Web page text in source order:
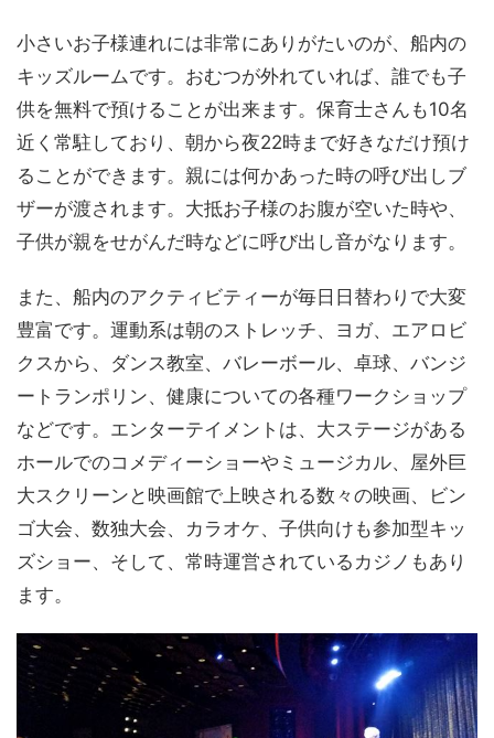
小さいお子様連れには非常にありがたいのが、船内の
キッズルームです。おむつが外れていれば、誰でも子
供を無料で預けることが出来ます。保育士さんも10名
近く常駐しており、朝から夜22時まで好きなだけ預け
ることができます。親には何かあった時の呼び出しブ
ザーが渡されます。大抵お子様のお腹が空いた時や、
子供が親をせがんだ時などに呼び出し音がなります。
また、船内のアクティビティーが毎日日替わりで大変
豊富です。運動系は朝のストレッチ、ヨガ、エアロビ
クスから、ダンス教室、バレーボール、卓球、バンジ
ートランポリン、健康についての各種ワークショップ
などです。エンターテイメントは、大ステージがある
ホールでのコメディーショーやミュージカル、屋外巨
大スクリーンと映画館で上映される数々の映画、ビン
ゴ大会、数独大会、カラオケ、子供向けも参加型キッ
ズショー、そして、常時運営されているカジノもあり
ます。